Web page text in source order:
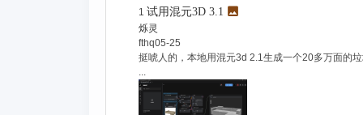
1 试用混元3D 3.1
烁灵
fthq05-25
挺唬人的，本地用混元3d 2.1生成一个20多万面的
...